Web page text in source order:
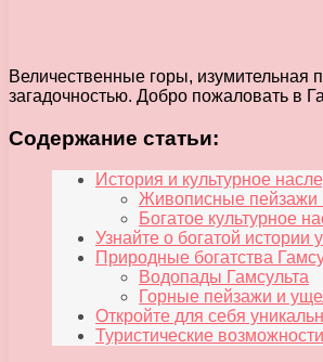
Величественные горы, изумительная
загадочностью. Добро пожаловать в
Содержание статьи:
История и культурное
Живописные пейзажи
Богатое культурное
Узнайте о богатой истории
Природные богатства
Водопады Гамсульта
Горные пейзажи и
Откройте для себя
Туристические